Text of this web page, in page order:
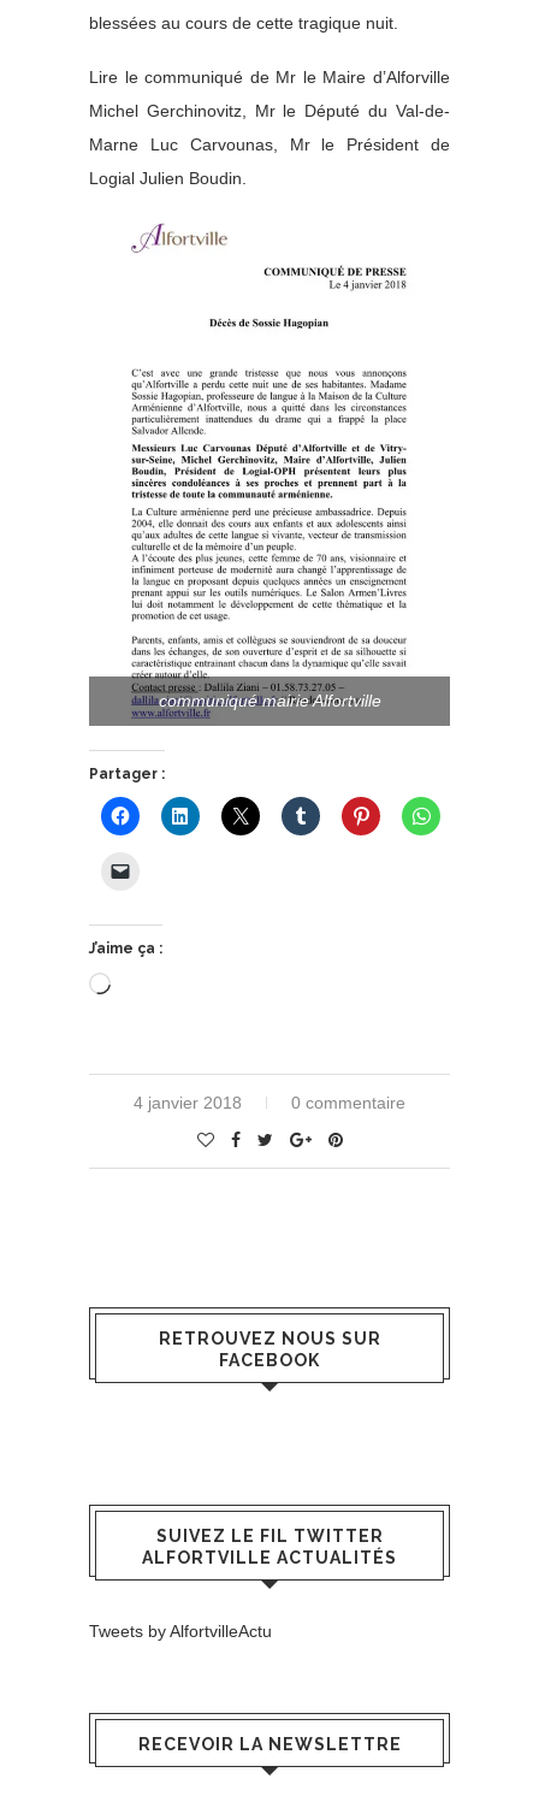
blessées au cours de cette tragique nuit.
Lire le communiqué de Mr le Maire d’Alforville
Michel Gerchinovitz, Mr le Député du Val-de-
Marne Luc Carvounas, Mr le Président de
Logial Julien Boudin.
communiqué mairie Alfortville
Partager :
J’aime ça :
Chargement…
4 janvier 2018 0 commentaire
RETROUVEZ NOUS SUR
FACEBOOK
SUIVEZ LE FIL TWITTER
ALFORTVILLE ACTUALITÉS
Tweets by AlfortvilleActu
RECEVOIR LA NEWSLETTRE